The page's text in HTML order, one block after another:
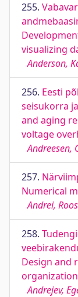
255.
visualizing
Anderson,
256. Eesti
seisukorra
and aging
voltage
Andreesen,
257.
Numerical
Andrei,
258.
Design and
Andrejev,